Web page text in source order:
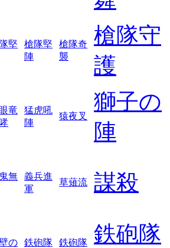
堅
槍隊堅
陣
槍隊奇
襲
槍隊守
護
竜
猛虎吼
陣
猿夜叉
獅子の
陣
無
義兵進
軍
草薙流 謀殺
の
鉄砲隊
鉄砲隊
鉄砲隊